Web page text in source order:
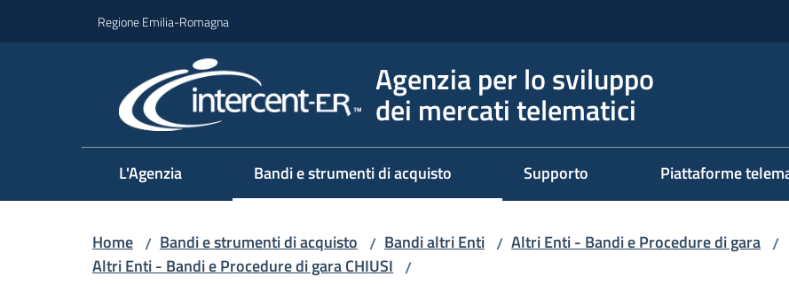
Regione Emilia-Romagna
Agenzia per lo sviluppo
dei mercati telematici
L'Agenzia Bandi e strumenti di acquisto Supporto Piattaforme
Home / Bandi e strumenti di acquisto / Bandi altri Enti / Altri Enti - Bandi e Procedure di gara /
Altri Enti - Bandi e Procedure di gara CHIUSI /